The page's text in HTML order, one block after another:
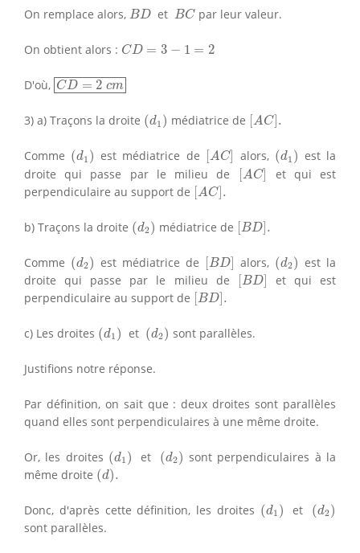
On remplace alors, BD
BD et BC
BCpar leur valeur.
On obtient alors : CD = 3 − 1 = 2
CD= −1 2
D'où, CD = 2 cm
CD=2cm
3) a) Traçons la droite (d1 )
(d1) médiatrice de AC] .
[ AC].
Comme (d1 )
(d1) est médiatrice de AC]
[ AC] alors, (d1 )
(d1) est la
droite qui passe par le milieu de
[AC]
[ A C]
et qui est
perpendiculaire au support de [AC].
[AC].
b) Traçons la droite (d2)
(d2) médiatrice de [BD].
[BD].
Comme (d2)
(d2) est médiatrice de [BD]
[BD] alors, (d2)
(d2) est la
droite qui passe par le milieu de
[BD]
[BD]
et qui est
perpendiculaire au support de [BD].
[BD]
c) Les droites (d1 )
(d1) et (d2)
(d2) sont parallèles.
Justifions notre réponse.
Par définition, on sait que : deux droites sont parallèles
quand elles sont perpendiculaires à une même droite.
Or, les droites (d1 )
(d1) et (d2)
(d2) sont perpendiculaires à la
même droite (d).
(d).
Donc, d'après cette définition, les droites (d1 )
(d1) et (d2)
(d2)
sont parallèles.